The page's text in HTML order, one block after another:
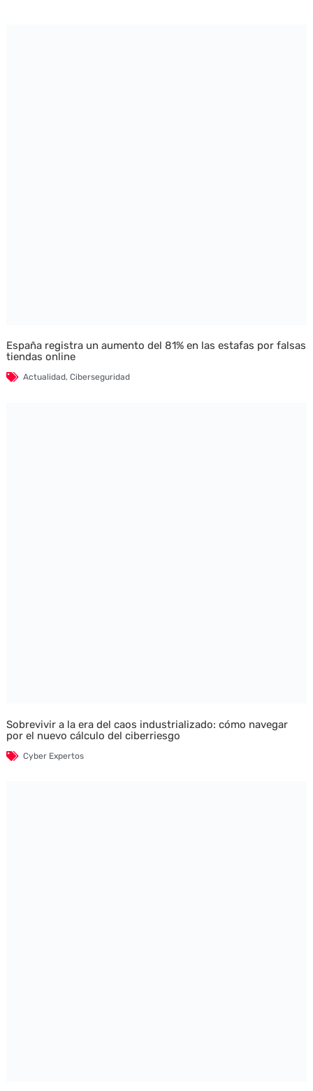
España registra un aumento del 81% en las estafas por falsas
tiendas online
Actualidad, Ciberseguridad
Sobrevivir a la era del caos industrializado: cómo navegar
por el nuevo cálculo del ciberriesgo
Cyber Expertos